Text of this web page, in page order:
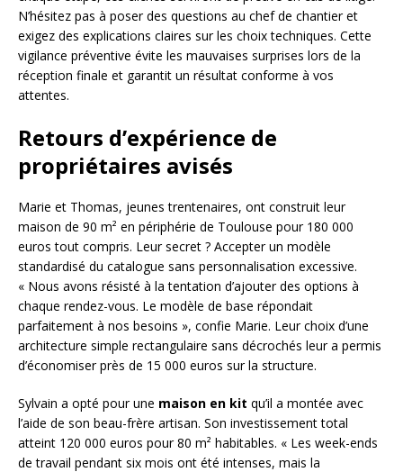
N’hésitez pas à poser des questions au chef de chantier et
exigez des explications claires sur les choix techniques. Cette
vigilance préventive évite les mauvaises surprises lors de la
réception finale et garantit un résultat conforme à vos
attentes.
Retours d’expérience de
propriétaires avisés
Marie et Thomas, jeunes trentenaires, ont construit leur
maison de 90 m² en périphérie de Toulouse pour 180 000
euros tout compris. Leur secret ? Accepter un modèle
standardisé du catalogue sans personnalisation excessive.
« Nous avons résisté à la tentation d’ajouter des options à
chaque rendez-vous. Le modèle de base répondait
parfaitement à nos besoins », confie Marie. Leur choix d’une
architecture simple rectangulaire sans décrochés leur a permis
d’économiser près de 15 000 euros sur la structure.
Sylvain a opté pour une maison en kit qu’il a montée avec
l’aide de son beau-frère artisan. Son investissement total
atteint 120 000 euros pour 80 m² habitables. « Les week-ends
de travail pendant six mois ont été intenses, mais la